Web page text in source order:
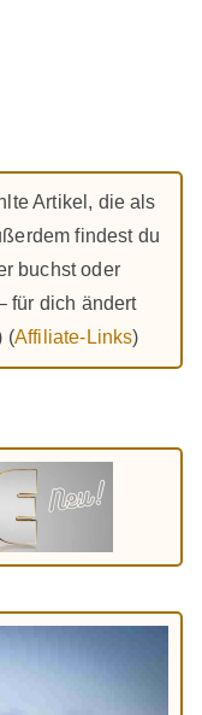
Artikel, die als
findest du
buchst oder
für dich ändert
(Affiliate-Links)